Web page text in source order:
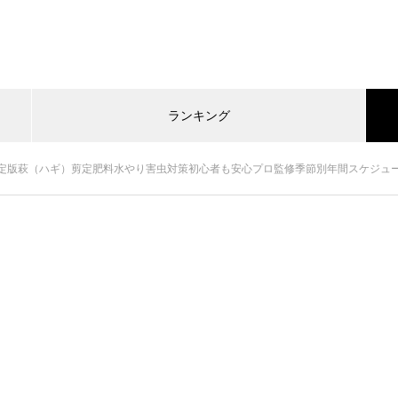
ランキング
版萩（ハギ）剪定肥料水やり害虫対策初心者も安心プロ監修季節別年間スケジュ